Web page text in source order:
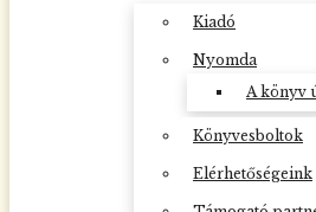
Kiadó
Nyomda
A könyv
Könyvesboltok
Elérhetőségeink